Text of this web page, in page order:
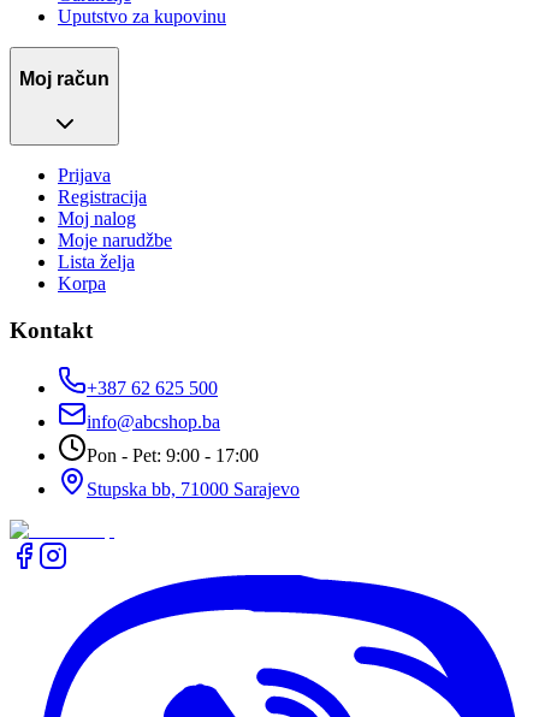
Uputstvo za kupovinu
Moj račun
Prijava
Registracija
Moj nalog
Moje narudžbe
Lista želja
Korpa
Kontakt
+387 62 625 500
info@abcshop.ba
Pon - Pet: 9:00 - 17:00
Stupska bb, 71000 Sarajevo